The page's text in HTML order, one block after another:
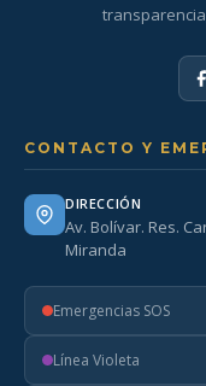
CONTACTO Y
DIRECCIÓN
Av. Bolívar. Res.
Miranda
Emergencias SOS
Línea Violeta